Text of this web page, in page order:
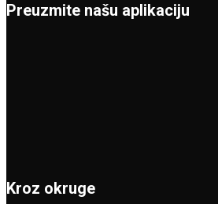
Preuzmite našu aplikaciju
Kroz okruge